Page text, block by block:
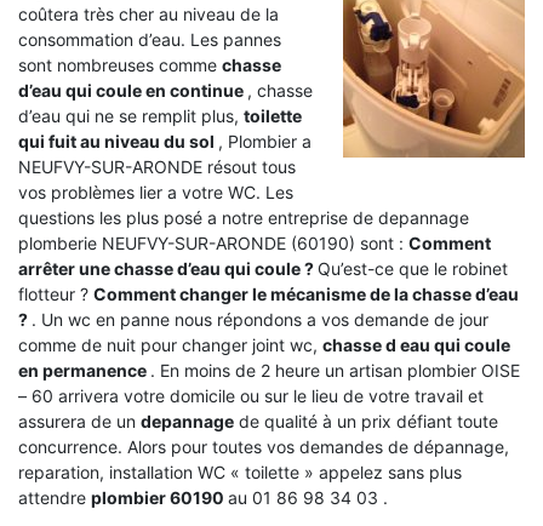
coûtera très cher au niveau de la
consommation d’eau. Les pannes
sont nombreuses comme chasse
d’eau qui coule en continue , chasse
d’eau qui ne se remplit plus, toilette
qui fuit au niveau du sol , Plombier a
NEUFVY-SUR-ARONDE résout tous
vos problèmes lier a votre WC. Les
questions les plus posé a notre entreprise de depannage
plomberie NEUFVY-SUR-ARONDE (60190) sont : Comment
arrêter une chasse d’eau qui coule ?Qu’est-ce que le robinet
flotteur ? Comment changer le mécanisme de la chasse d’eau
? . Un wc en panne nous répondons a vos demande de jour
comme de nuit pour changer joint wc, chasse d eau qui coule
en permanence . En moins de 2 heure un artisan plombier OISE
– 60 arrivera votre domicile ou sur le lieu de votre travail et
assurera de un depannage de qualité à un prix défiant toute
concurrence. Alors pour toutes vos demandes de dépannage,
reparation, installation WC « toilette » appelez sans plus
attendre plombier 60190 au 01 86 98 34 03 .